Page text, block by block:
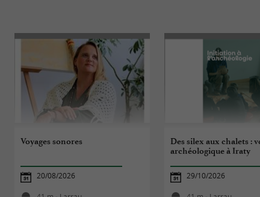
Voyages sonores
20/08/2026
Des silex aux chalets :
archéologique à Iraty
29/10/2026